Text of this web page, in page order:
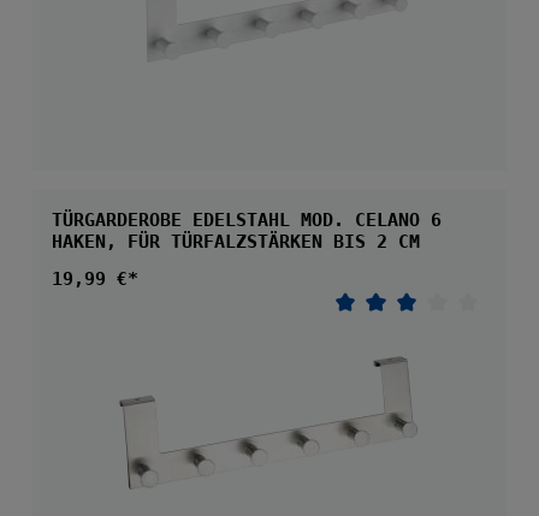
TÜRGARDEROBE EDELSTAHL MOD. CELANO 6
HAKEN, FÜR TÜRFALZSTÄRKEN BIS 2 CM
Regulärer Preis:
19,99 €*